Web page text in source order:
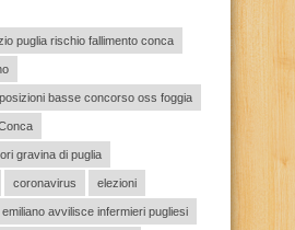
puglia rischio fallimento conca
basse concorso oss foggia
gravina di puglia
coronavirus elezioni
emiliano avvilisce infermieri pugliesi